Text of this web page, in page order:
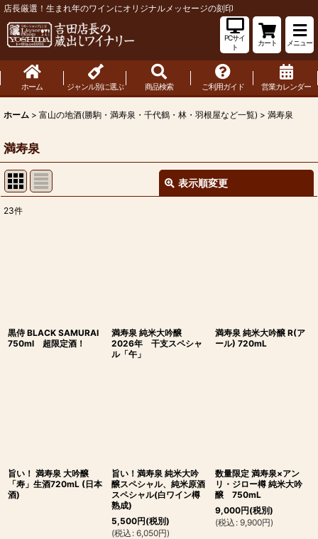
店長厳選！生まれ年のワインにオリジナルメッセージの刻印
PCサイ
ト
カート メニュー
ホーム ジャンル別に選ぶ 商品検索 ご利用ガイド 営業カレンダー
ホーム > 富山の地酒(勝駒・満寿泉・千代鶴・林・羽根屋など一覧) > 満寿泉
満寿泉
表示順変更
23件
黒侍 BLACK SAMURAI
750ml 超限定酒！
満寿泉 純米大吟醸
2026年 干支スペシャ
ル「午」
満寿泉 純米大吟醸 R(ア
ール) 720mL
旨い！ 満寿泉 大吟醸
「寿」生酒720mL (日本
酒)
旨い！満寿泉 純米大吟
醸スペシャル、純米原酒
スペシャル(白ワイン樽
熟成)
5,500円(税別)
(税込 : 6,050円)
数量限定 満寿泉×アン
リ・ジロー樽 純米大吟
醸 750mL
9,000円(税別)
(税込 : 9,900円)